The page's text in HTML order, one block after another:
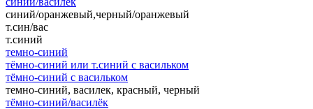
синий/оранжевый,черный/оранжевый
т.син/вас
т.синий
темно-синий
тёмно-синий или т.синий с васильком
тёмно-синий с васильком
темно-синий, василек, красный, черный
тёмно-синий/василёк